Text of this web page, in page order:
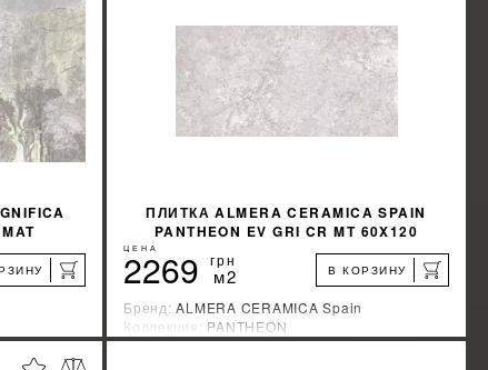
ПЛИТКА ALMERA CERAMICA SPAIN
PANTHEON EV GRI CR MT 60X120
ЦЕНА
2269 грн
м2 В КОРЗИНУ
Бренд:ALMERA CERAMICA Spain
Коллекция: PANTHEON
Страна-производитель:Испания